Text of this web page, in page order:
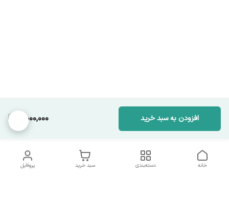
4,000,000 افزودن به سبد خرید
پروفایل سبد خرید دسته‌بندی خانه